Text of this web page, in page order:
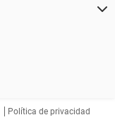
Política de privacidad